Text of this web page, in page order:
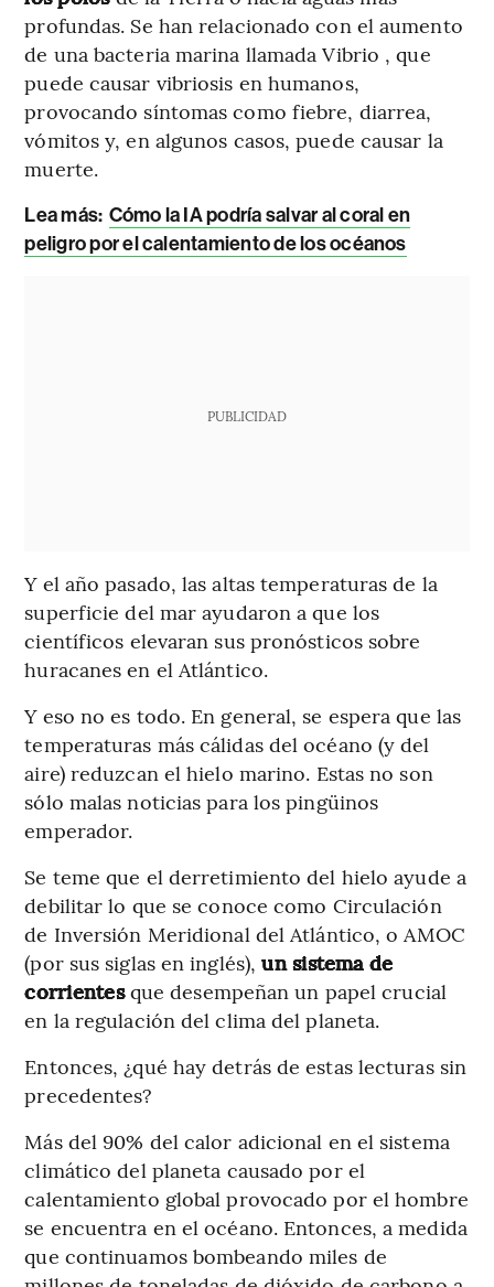
profundas. Se han relacionado con el aumento
de una bacteria marina llamada Vibrio , que
puede causar vibriosis en humanos,
provocando síntomas como fiebre, diarrea,
vómitos y, en algunos casos, puede causar la
muerte.
Lea más: Cómo la IA podría salvar al coral en
peligro por el calentamiento de los océanos
PUBLICIDAD
Y el año pasado, las altas temperaturas de la
superficie del mar ayudaron a que los
científicos elevaran sus pronósticos sobre
huracanes en el Atlántico.
Y eso no es todo. En general, se espera que las
temperaturas más cálidas del océano (y del
aire) reduzcan el hielo marino. Estas no son
sólo malas noticias para los pingüinos
emperador.
Se teme que el derretimiento del hielo ayude a
debilitar lo que se conoce como Circulación
de Inversión Meridional del Atlántico, o AMOC
(por sus siglas en inglés), un sistema de
corrientesque desempeñan un papel crucial
en la regulación del clima del planeta.
Entonces, ¿qué hay detrás de estas lecturas sin
precedentes?
Más del 90% del calor adicional en el sistema
climático del planeta causado por el
calentamiento global provocado por el hombre
se encuentra en el océano. Entonces, a medida
que continuamos bombeando miles de